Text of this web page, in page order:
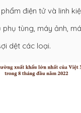
điện tử và linh
tùng, máy ảnh,
dệt các loại.